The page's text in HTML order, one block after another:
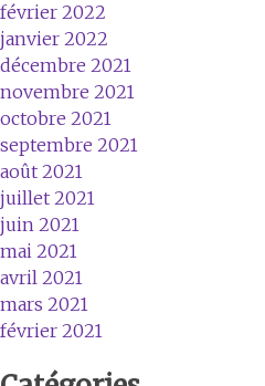
février 2022
janvier 2022
décembre 2021
novembre 2021
octobre 2021
septembre 2021
août 2021
juillet 2021
juin 2021
mai 2021
avril 2021
mars 2021
février 2021